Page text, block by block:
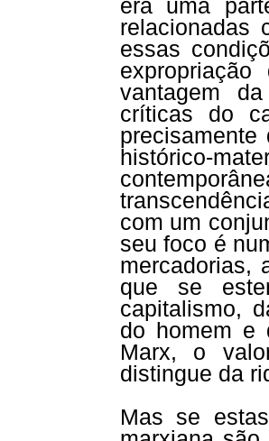
era uma
relacionadas
essas
vantagem
críticas do
histórico-
com um
seu foco é
mercadorias,
que se
capitalismo,
do homem e
Marx, o
distingue da
Mas se